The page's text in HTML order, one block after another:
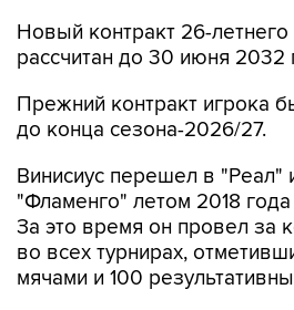
Новый контракт 26-летнего
рассчитан до 30 июня 2032
Прежний контракт игрока
до конца сезона-2026/27.
Винисиус перешел в "Реал"
"Фламенго" летом 2018 года
За это время он провел за
во всех турнирах,
мячами и 100